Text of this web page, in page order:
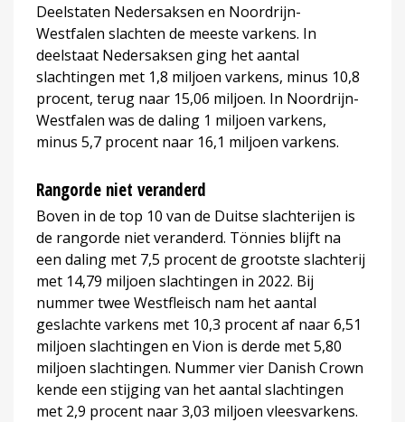
Deelstaten Nedersaksen en Noordrijn-
Westfalen slachten de meeste varkens. In
deelstaat Nedersaksen ging het aantal
slachtingen met 1,8 miljoen varkens, minus 10,8
procent, terug naar 15,06 miljoen. In Noordrijn-
Westfalen was de daling 1 miljoen varkens,
minus 5,7 procent naar 16,1 miljoen varkens.
Rangorde niet veranderd
Boven in de top 10 van de Duitse slachterijen is
de rangorde niet veranderd. Tönnies blijft na
een daling met 7,5 procent de grootste slachterij
met 14,79 miljoen slachtingen in 2022. Bij
nummer twee Westfleisch nam het aantal
geslachte varkens met 10,3 procent af naar 6,51
miljoen slachtingen en Vion is derde met 5,80
miljoen slachtingen. Nummer vier Danish Crown
kende een stijging van het aantal slachtingen
met 2,9 procent naar 3,03 miljoen vleesvarkens.